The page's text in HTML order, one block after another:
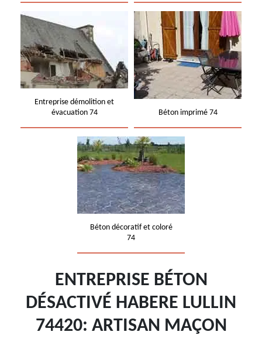
Entreprise démolition et
évacuation 74
Béton imprimé 74
Béton décoratif et coloré
74
ENTREPRISE BÉTON
DÉSACTIVÉ HABERE LULLIN
74420: ARTISAN MAÇON